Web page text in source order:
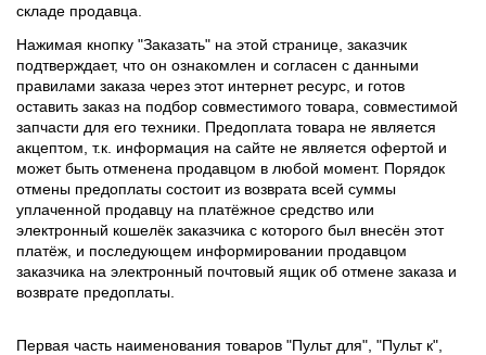
складе продавца.
Нажимая кнопку "Заказать" на этой странице, заказчик
подтверждает, что он ознакомлен и согласен с данными
правилами заказа через этот интернет ресурс, и готов
оставить заказ на подбор совместимого товара, совместимой
запчасти для его техники. Предоплата товара не является
акцептом, т.к. информация на сайте не является офертой и
может быть отменена продавцом в любой момент. Порядок
отмены предоплаты состоит из возврата всей суммы
уплаченной продавцу на платёжное средство или
электронный кошелёк заказчика с которого был внесён этот
платёж, и последующем информировании продавцом
заказчика на электронный почтовый ящик об отмене заказа и
возврате предоплаты.
Первая часть наименования товаров "Пульт для", "Пульт к",